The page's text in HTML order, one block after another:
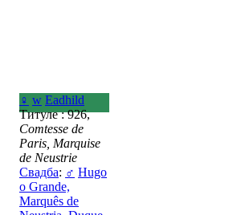
♀ w Eadhild
Титуле : 926,
Comtesse de
Paris, Marquise
de Neustrie
Свадба: ♂ Hugo
o Grande,
Marquês de